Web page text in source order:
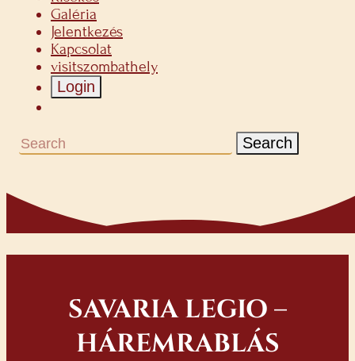
Galéria
Jelentkezés
Kapcsolat
visitszombathely
Login
Search
SAVARIA LEGIO –
HÁREMRABLÁS